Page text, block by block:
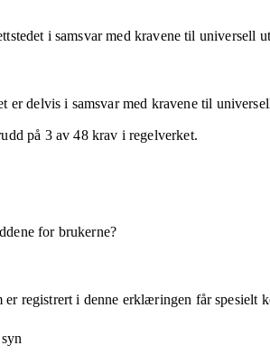
i samsvar med kravene til universell
erdelvis i samsvarmed kravene til
på 3av48krav i regelverket.
for brukerne?
er registrert i denne erklæringen får spesielt